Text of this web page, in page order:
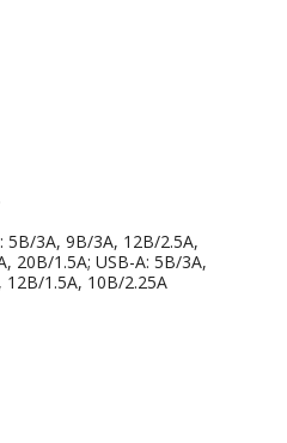
5В/3А, 9В/3А, 12В/2.5А,
20В/1.5А; USB-A: 5В/3А,
12В/1.5А, 10В/2.25А